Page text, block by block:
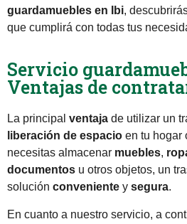
guardamuebles en Ibi,
que cumplirá con todas tus
Servicio
Ventajas de
La principal ventaja de utilizar un
liberación de espacio en tu hogar
necesitas almacenar muebles,
documentos u otros objetos, un
solución conveniente y segura.
En cuanto a nuestro servicio, a